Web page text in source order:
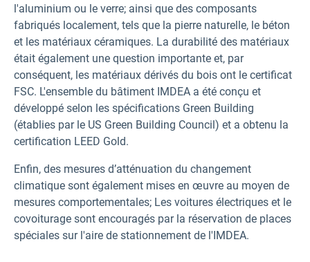
l'aluminium ou le verre; ainsi que des composants
fabriqués localement, tels que la pierre naturelle, le béton
et les matériaux céramiques. La durabilité des matériaux
était également une question importante et, par
conséquent, les matériaux dérivés du bois ont le certificat
FSC. L'ensemble du bâtiment IMDEA a été conçu et
développé selon les spécifications Green Building
(établies par le US Green Building Council) et a obtenu la
certification LEED Gold.
Enfin, des mesures d’atténuation du changement
climatique sont également mises en œuvre au moyen de
mesures comportementales; Les voitures électriques et le
covoiturage sont encouragés par la réservation de places
spéciales sur l'aire de stationnement de l'IMDEA.